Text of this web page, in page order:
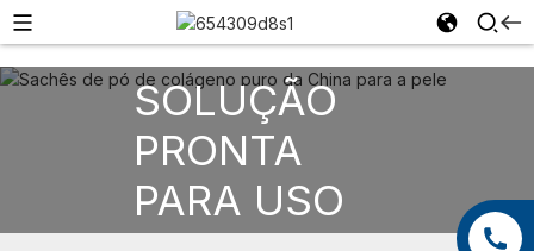
+86 13959222339
SOLUÇÃO
PRONTA
PARA USO